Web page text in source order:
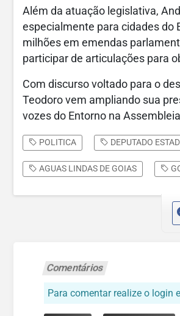
Além da atuação legislativa,
especialmente para cidades do
milhões em emendas
participar de articulações para
Com discurso voltado para o
Teodoro vem ampliando sua
vozes do Entorno na
POLITICA DEPUTADO
AGUAS LINDAS DE GOIAS
Comentários
Para comentar realize o login